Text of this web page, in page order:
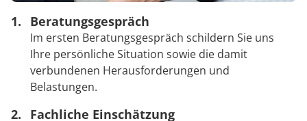
Beratungsgespräch
Im ersten Beratungsgespräch schildern Sie uns
Ihre persönliche Situation sowie die damit
verbundenen Herausforderungen und
Belastungen.
Fachliche Einschätzung